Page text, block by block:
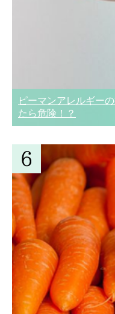
ピーマンアレルギー
たら危険！？